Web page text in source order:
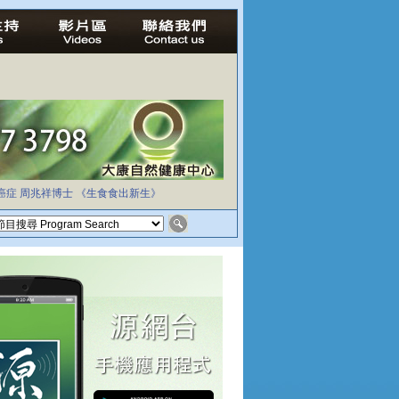
症 周兆祥博士 《生食食出新生》